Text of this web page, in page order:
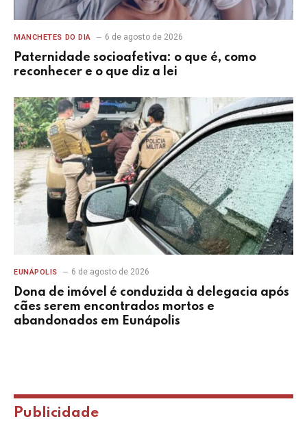
MANCHETES DO DIA 6 de agosto de 2026
Paternidade socioafetiva: o que é, como
reconhecer e o que diz a lei
EUNÁPOLIS 6 de agosto de 2026
Dona de imóvel é conduzida à delegacia após
cães serem encontrados mortos e
abandonados em Eunápolis
Publicidade